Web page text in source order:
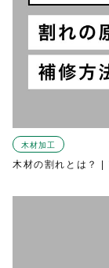
木材加工
木材の割れとは？ |